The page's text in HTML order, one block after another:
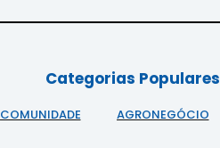
Categorias Populares
COMUNIDADE AGRONEGÓCIO